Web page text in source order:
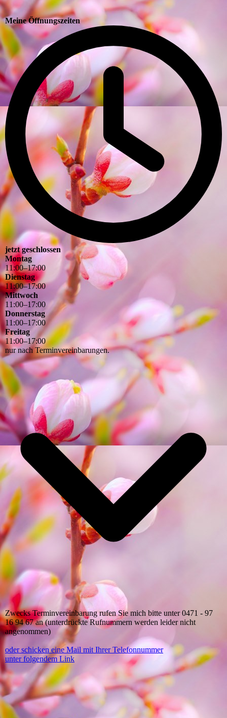
Meine Öffnungszeiten
jetzt geschlossen
Montag
11:00–17:00
Dienstag
11:00–17:00
Mittwoch
11:00–17:00
Donnerstag
11:00–17:00
Freitag
11:00–17:00
nur nach Terminvereinbarungen.
Zwecks Terminvereinbarung rufen Sie mich bitte unter 0471 - 97
16 94 67 an (unterdrückte Rufnummern werden leider nicht
angenommen)
oder schicken eine Mail mit Ihrer Telefonnummer
unter folgendem Link